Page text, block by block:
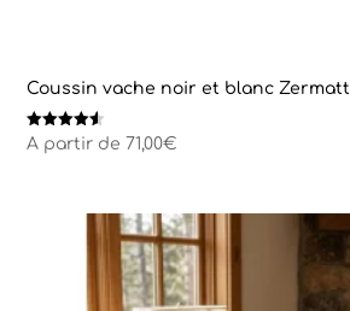
Coussin vache noir et blanc Zermatt
Note
4.50
A partir de71,00€